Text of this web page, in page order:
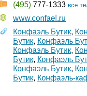
(495) 777-1333 все
www.confael.ru
Конфаэль Бутик,
Бутик, Конфаэль
Конфаэль Бутик,
Бутик, Конфаэль
Конфаэль Бутик,
Бутик, Конфаэль-